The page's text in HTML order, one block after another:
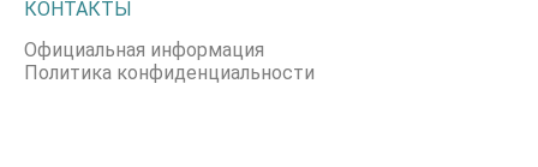
КОНТАКТЫ
Официальная информация
Политика конфиденциальности